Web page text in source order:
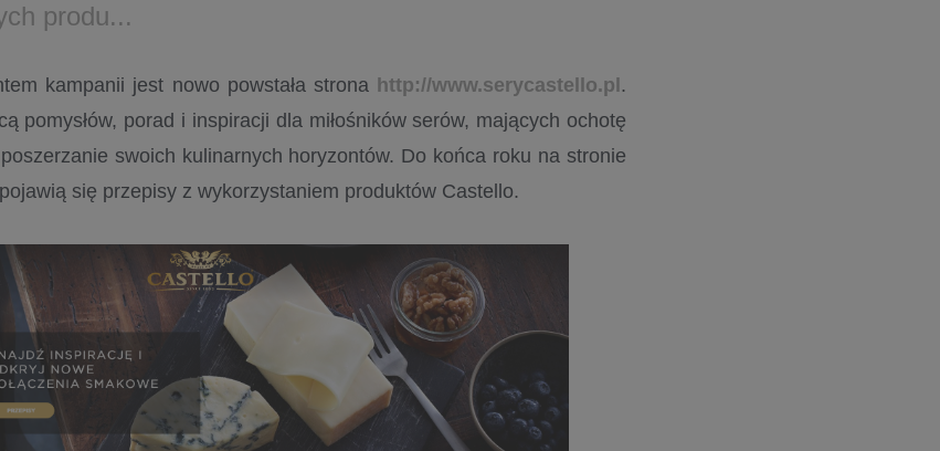
produ...
kampanii jest nowo powstała strona http://www.serycastello.pl .
pomysłów, porad i inspiracji dla miłośników serów, mających ochotę
swoich kulinarnych horyzontów. Do końca roku na stronie
się przepisy z wykorzystaniem produktów Castello.